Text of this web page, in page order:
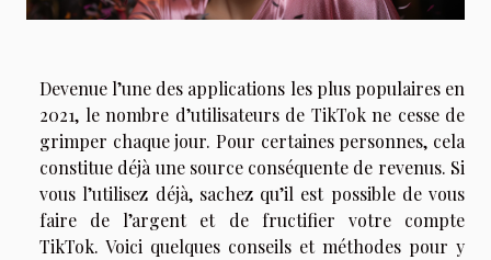
Devenue l’une des applications les plus populaires en
2021, le nombre d’utilisateurs de TikTok ne cesse de
grimper chaque jour. Pour certaines personnes, cela
constitue déjà une source conséquente de revenus. Si
vous l’utilisez déjà, sachez qu’il est possible de vous
faire de l’argent et de fructifier votre compte
TikTok. Voici quelques conseils et méthodes pour y